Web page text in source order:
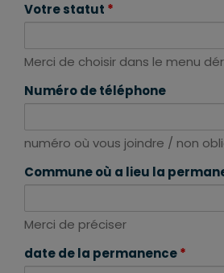
Votre statut *
Merci de choisir dans le menu
Numéro de téléphone
numéro où vous joindre / non
Commune où a lieu la
Merci de préciser
date de la permanence*